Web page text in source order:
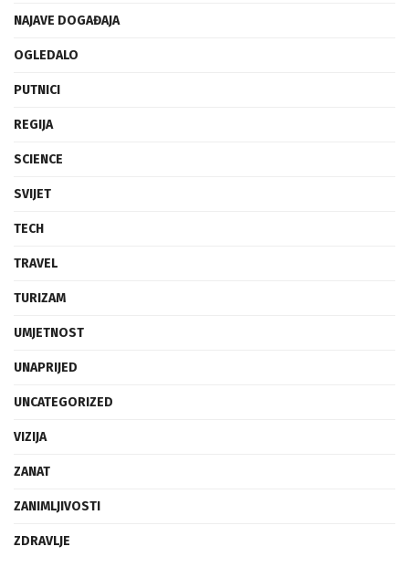
NAJAVE DOGAĐAJA
OGLEDALO
PUTNICI
REGIJA
SCIENCE
SVIJET
TECH
TRAVEL
TURIZAM
UMJETNOST
UNAPRIJED
UNCATEGORIZED
VIZIJA
ZANAT
ZANIMLJIVOSTI
ZDRAVLJE